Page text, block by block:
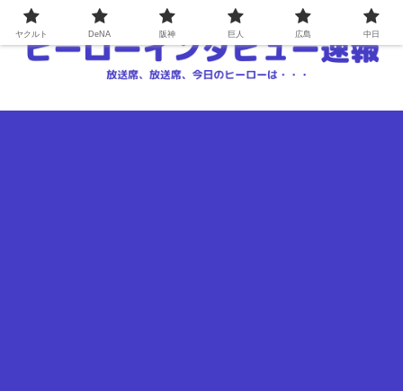
ヤクルト DeNA 阪神 巨人 広島 中日